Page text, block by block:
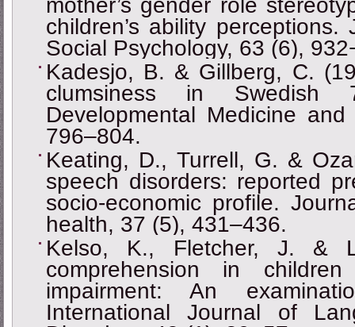
mother’s gender role
children’s ability
Social Psychology, 63 (6),
Kadesjo, B. & Gillberg, C.
clumsiness in Swedish
Developmental Medicine
796–804.
Keating, D., Turrell, G. &
speech disorders: reported
socio-economic profile.
health, 37 (5), 431–436.
Kelso, K., Fletcher, J. &
comprehension in
impairment: An
International Journal of